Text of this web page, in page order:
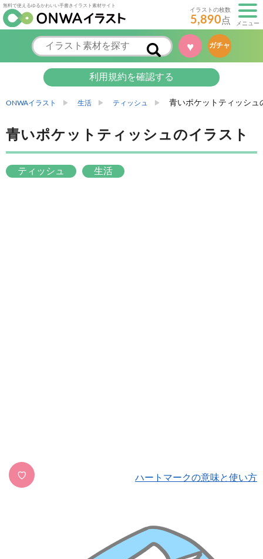
無料で使えるゆるかわいい手書きイラスト素材サイト
イラストの枚数
5,890点 メニュー
♥ ガチャ
利用規約を確認する
ONWAイラスト 生活 ティッシュ 青いポケットティッシュ
青いポケットティッシュのイラスト
ティッシュ 生活
♡ ハートマークの意味と使い方